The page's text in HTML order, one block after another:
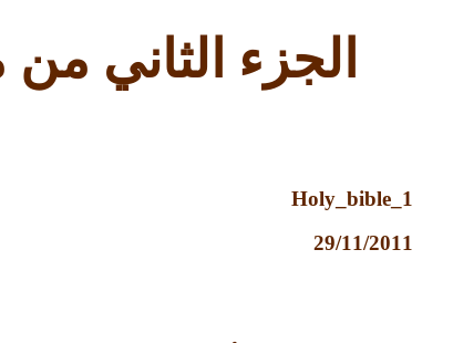
الجزء الثاني
Holy_bible_1
29/11/2011